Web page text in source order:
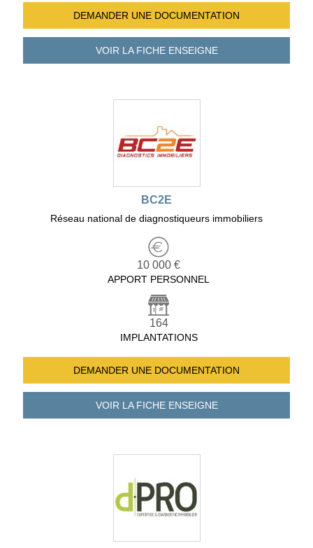
DEMANDER UNE DOCUMENTATION
VOIR LA FICHEENSEIGNE
BC2E
Réseau national de diagnostiqueurs immobiliers
10 000 €
APPORT PERSONNEL
164
IMPLANTATIONS
DEMANDER UNE DOCUMENTATION
VOIR LA FICHEENSEIGNE